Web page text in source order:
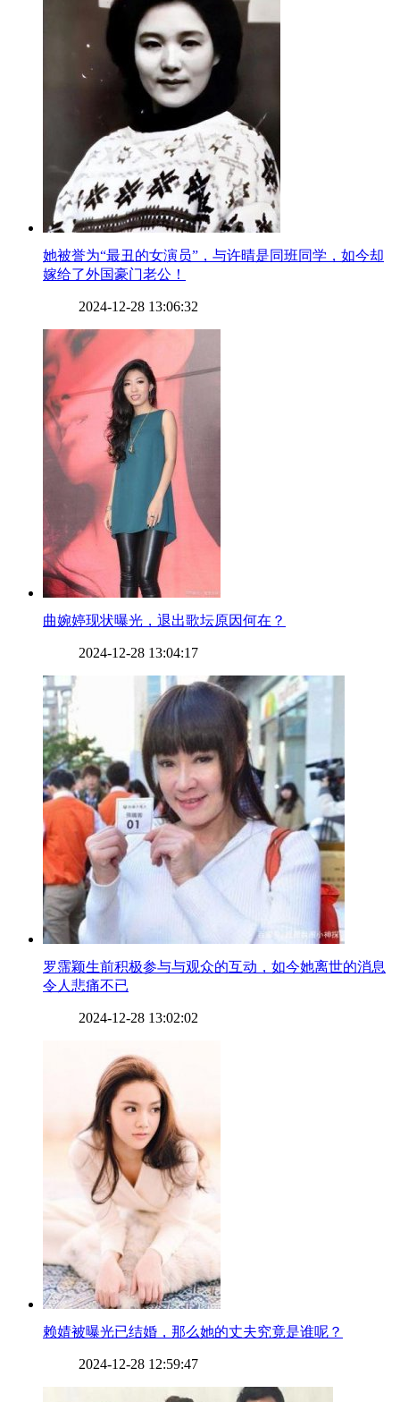
​她被誉为“最丑的女演员”，与许晴是同班同学，如今却
嫁给了外国豪门老公！
2024-12-28 13:06:32
​曲婉婷现状曝光，退出歌坛原因何在？
2024-12-28 13:04:17
​罗霈颖生前积极参与与观众的互动，如今她离世的消息
令人悲痛不已
2024-12-28 13:02:02
​赖婧被曝光已结婚，那么她的丈夫究竟是谁呢？
2024-12-28 12:59:47